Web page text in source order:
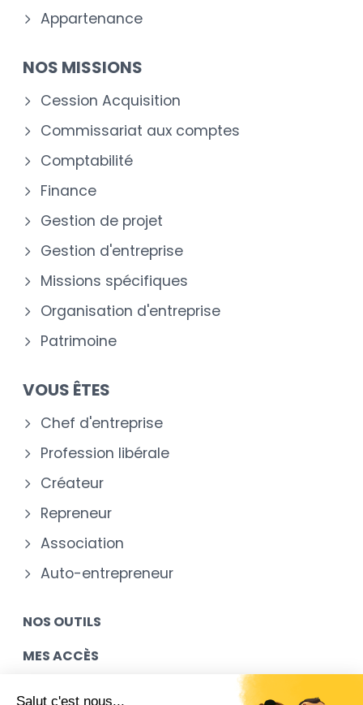
Appartenance
NOS MISSIONS
Cession Acquisition
Commissariat aux comptes
Comptabilité
Finance
Gestion de projet
Gestion d'entreprise
Missions spécifiques
Organisation d'entreprise
Patrimoine
VOUS ÊTES
Chef d'entreprise
Profession libérale
Créateur
Repreneur
Association
Auto-entrepreneur
NOS OUTILS
MES ACCÈS
Salut c'est nous...